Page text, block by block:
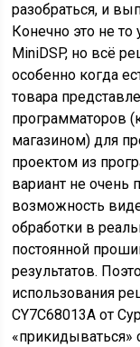
разобраться, и
Конечно это не
MiniDSP, но всё
особенно когда
товара
программаторов
магазином) для
проектом из
вариант не очень
возможность
обработки в
постоянной
результатов.
использования
CY7C68013A от
«прикидываться»